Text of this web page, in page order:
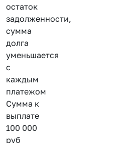
остаток
задолженности,
сумма
долга
уменьшается
с
каждым
платежом
Сумма к
выплате
100 000
руб